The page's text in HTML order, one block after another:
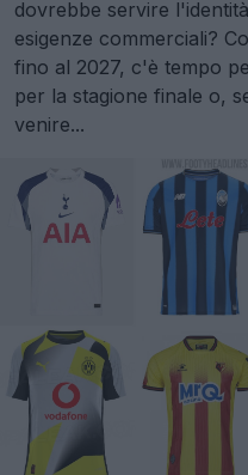
dovrebbe servire
esigenze commerciali?
fino al 2027, c'è tempo
per la stagione finale o,
venire...